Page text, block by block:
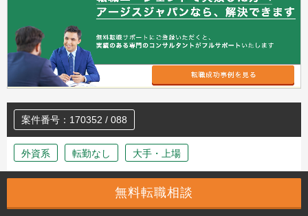
案件番号：170352 / 088
外資系 転勤なし 大手・上場
■【大手半導体製造装置メーカー・自社ソフト・顧
客対応】テクニカルサポートエンジニア
無料転職相談